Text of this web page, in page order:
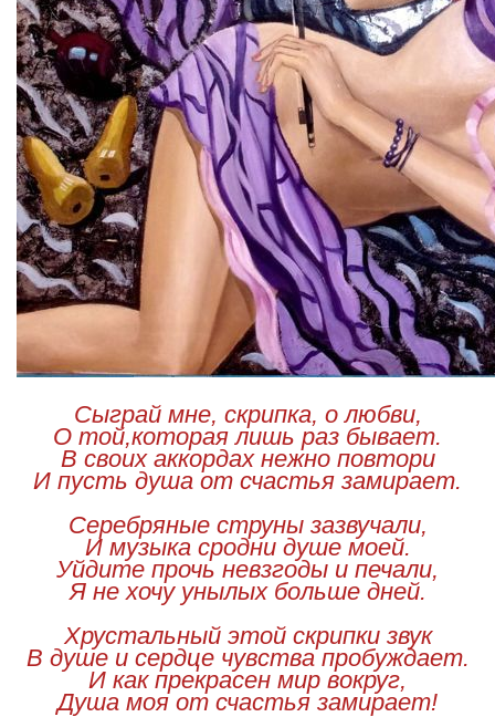
Сыграй мне, скрипка, о любви,
О той,которая лишь раз бывает.
В своих аккордах нежно повтори
И пусть душа от счастья замирает.
Серебряные струны зазвучали,
И музыка сродни душе моей.
Уйдите прочь невзгоды и печали,
Я не хочу унылых больше дней.
Хрустальный этой скрипки звук
В душе и сердце чувства пробуждает.
И как прекрасен мир вокруг,
Душа моя от счастья замирает!